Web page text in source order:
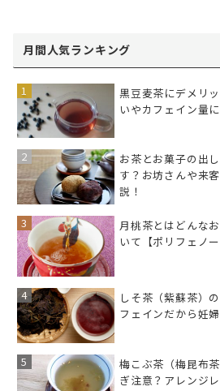
月間人気ランキング
黒豆麦茶にデメリ
いやカフェイン量
お茶とお菓子の出
す？お坊さんや来
説！
月桃茶とはどんな
いて【ポリフェノ
しそ茶（紫蘇茶）
フェインだから妊
梅こぶ茶（梅昆布
ぎ注意？アレンジ